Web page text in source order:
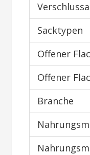
Sacktypen
Offener
Offener
Branche